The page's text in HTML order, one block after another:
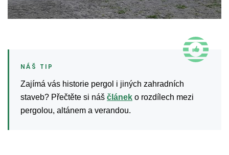
Zajímá vás historie pergol i jiných zahradních
staveb? Přečtěte si náš článek o rozdílech mezi
pergolou, altánem a verandou.